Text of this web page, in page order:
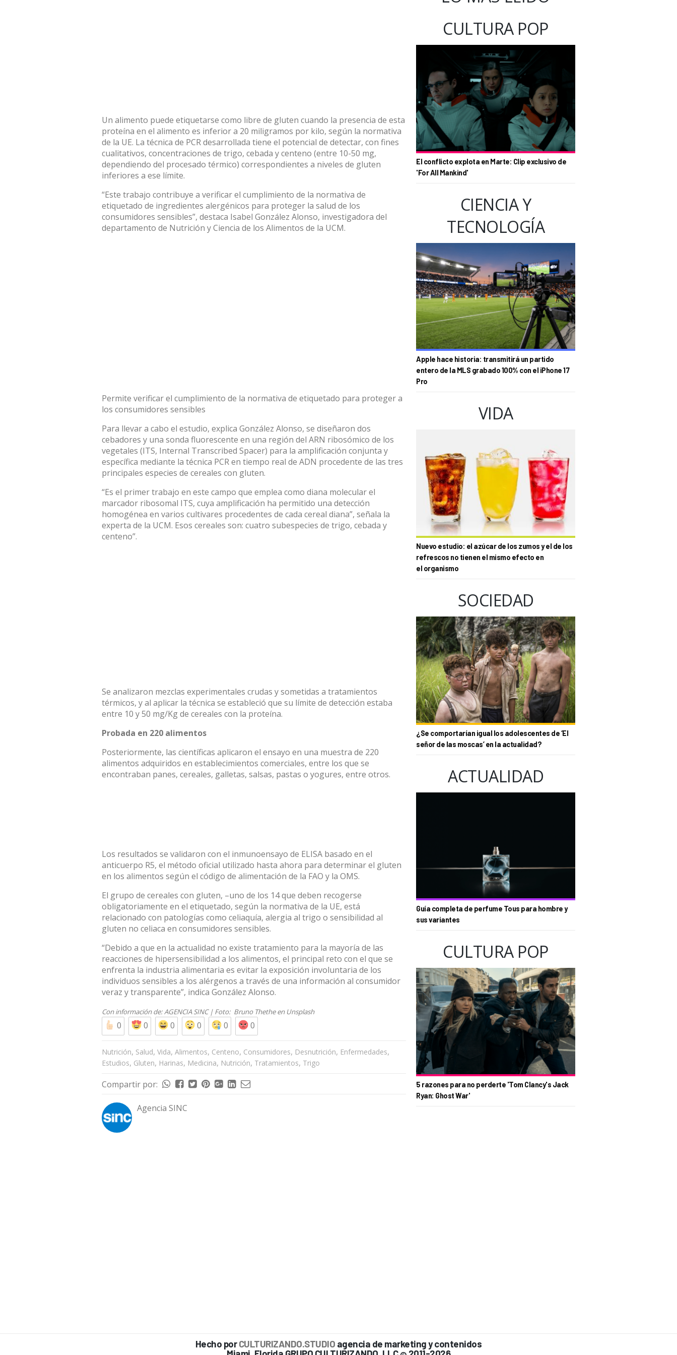
Un alimento puede etiquetarse como libre de gluten cuando la presencia de esta
proteína en el alimento es inferior a 20 miligramos por kilo, según la normativa
de la UE. La técnica de PCR desarrollada tiene el potencial de detectar, con fines
cualitativos, concentraciones de trigo, cebada y centeno (entre 10-50 mg,
dependiendo del procesado térmico) correspondientes a niveles de gluten
inferiores a ese límite.
“Este trabajo contribuye a verificar el cumplimiento de la normativa de
etiquetado de ingredientes alergénicos para proteger la salud de los
consumidores sensibles”, destaca Isabel González Alonso, investigadora del
departamento de Nutrición y Ciencia de los Alimentos de la UCM.
Permite verificar el cumplimiento de la normativa de etiquetado para proteger a
los consumidores sensibles
Para llevar a cabo el estudio, explica González Alonso, se diseñaron dos
cebadores y una sonda fluorescente en una región del ARN ribosómico de los
vegetales (ITS, Internal Transcribed Spacer) para la amplificación conjunta y
específica mediante la técnica PCR en tiempo real de ADN procedente de las tres
principales especies de cereales con gluten.
“Es el primer trabajo en este campo que emplea como diana molecular el
marcador ribosomal ITS, cuya amplificación ha permitido una detección
homogénea en varios cultivares procedentes de cada cereal diana”, señala la
experta de la UCM. Esos cereales son: cuatro subespecies de trigo, cebada y
centeno”.
Se analizaron mezclas experimentales crudas y sometidas a tratamientos
térmicos, y al aplicar la técnica se estableció que su límite de detección estaba
entre 10 y 50 mg/Kg de cereales con la proteína.
Probada en 220 alimentos
Posteriormente, las científicas aplicaron el ensayo en una muestra de 220
alimentos adquiridos en establecimientos comerciales, entre los que se
encontraban panes, cereales, galletas, salsas, pastas o yogures, entre otros.
Los resultados se validaron con el inmunoensayo de ELISA basado en el
anticuerpo R5, el método oficial utilizado hasta ahora para determinar el gluten
en los alimentos según el código de alimentación de la FAO y la OMS.
El grupo de cereales con gluten, –uno de los 14 que deben recogerse
obligatoriamente en el etiquetado, según la normativa de la UE, está
relacionado con patologías como celiaquía, alergia al trigo o sensibilidad al
gluten no celiaca en consumidores sensibles.
“Debido a que en la actualidad no existe tratamiento para la mayoría de las
reacciones de hipersensibilidad a los alimentos, el principal reto con el que se
enfrenta la industria alimentaria es evitar la exposición involuntaria de los
individuos sensibles a los alérgenos a través de una información al consumidor
veraz y transparente”, indica González Alonso.
Con información de:AGENCIA SINC| Foto: Bruno Thetheen Unsplash
0 0 0 0 0 0
Nutrición, Salud, Vida, Alimentos, Centeno, Consumidores, Desnutrición, Enfermedades,
Estudios, Gluten, Harinas, Medicina, Nutrición, Tratamientos, Trigo
Compartir por:
Agencia SINC
CULTURA POP
El conflicto explota en Marte: Clip exclusivo de
'For All Mankind'
CIENCIA Y
TECNOLOGÍA
Apple hace historia: transmitirá un partido
entero de la MLS grabado 100% con el iPhone 17
Pro
VIDA
Nuevo estudio: el azúcar de los zumos y el de los
refrescos no tienen el mismo efecto en
el organismo
SOCIEDAD
¿Se comportarían igual los adolescentes de ‘El
señor de las moscas’ en la actualidad?
ACTUALIDAD
Guía completa de perfume Tous para hombre y
sus variantes
CULTURA POP
5 razones para no perderte 'Tom Clancy's Jack
Ryan: Ghost War'
Hecho porCULTURIZANDO.STUDIO agencia de marketing y contenidos